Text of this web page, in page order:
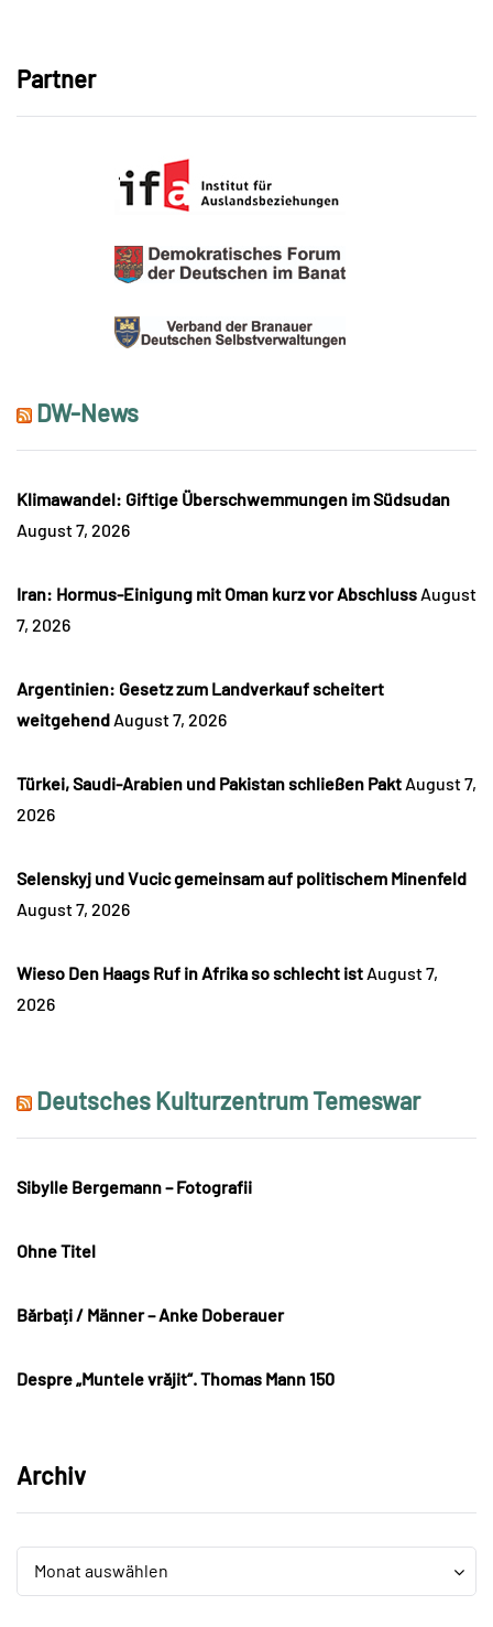
Partner
DW-News
Klimawandel: Giftige Überschwemmungen im Südsudan
August 7, 2026
Iran: Hormus-Einigung mit Oman kurz vor Abschluss August
7, 2026
Argentinien: Gesetz zum Landverkauf scheitert
weitgehend August 7, 2026
Türkei, Saudi-Arabien und Pakistan schließen Pakt August 7,
2026
Selenskyj und Vucic gemeinsam auf politischem Minenfeld
August 7, 2026
Wieso Den Haags Ruf in Afrika so schlecht ist August 7,
2026
Deutsches Kulturzentrum Temeswar
Sibylle Bergemann – Fotografii
Ohne Titel
Bărbați / Männer – Anke Doberauer
Despre „Muntele vrăjit“. Thomas Mann 150
Archiv
Monat auswählen
Archiv